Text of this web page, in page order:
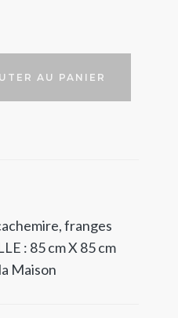
AU PANIER
franges
: 85 cm X 85 cm
Maison